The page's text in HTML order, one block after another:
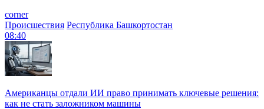
corner
Происшествия Республика Башкортостан
08:40
Американцы отдали ИИ право принимать ключевые решения:
как не стать заложником машины